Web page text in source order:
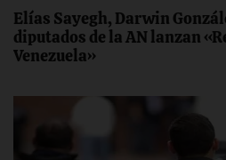
Elías Sayegh, Darwin
diputados de la AN lanzan
Venezuela»